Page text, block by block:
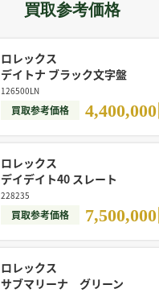
買取参考価格
ロレックス
デイトナ ブラック文字盤
126500LN
買取参考価格 4,400,000
ロレックス
デイデイト40 スレート
228235
買取参考価格 7,500,000
ロレックス
サブマリーナ グリーン